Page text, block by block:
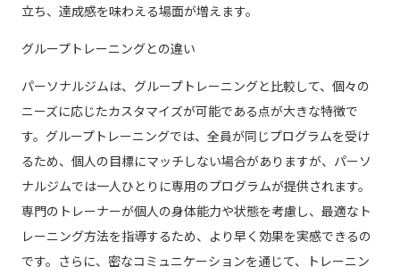
立ち、達成感を味わえる場面が増えます。
グループトレーニングとの違い
パーソナルジムは、グループトレーニングと比較して、個々の
ニーズに応じたカスタマイズが可能である点が大きな特徴で
す。グループトレーニングでは、全員が同じプログラムを受け
るため、個人の目標にマッチしない場合がありますが、パーソ
ナルジムでは一人ひとりに専用のプログラムが提供されます。
専門のトレーナーが個人の身体能力や状態を考慮し、最適なト
レーニング方法を指導するため、より早く効果を実感できるの
です。さらに、密なコミュニケーションを通じて、トレーニン